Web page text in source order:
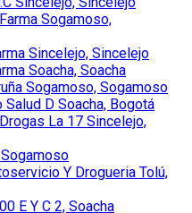
Sogamoso,
Sincelejo, Sincelejo
Soacha, Soacha
Sogamoso, Sogamoso
D Soacha, Bogotá
La 17 Sincelejo,
Y Drogueria Tolú,
E Y C 2, Soacha